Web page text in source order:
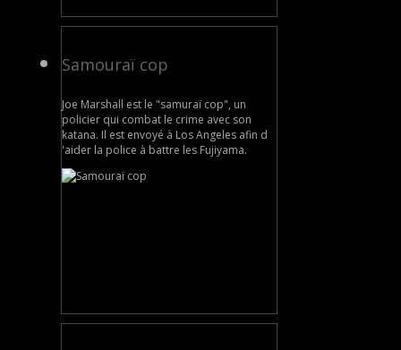
Samouraï cop
Joe Marshall est le "samuraï cop", un
policier qui combat le crime avec son
katana. Il est envoyé à Los Angeles afin d
'aider la police à battre les Fujiyama.